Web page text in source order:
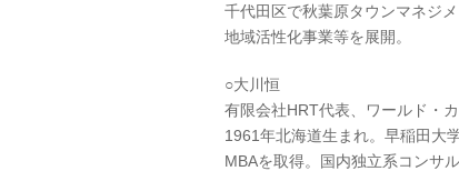
千代田区で秋葉原タウンマネジ
地域活性化事業等を展開。
○大川恒
有限会社HRT代表、ワールド・
1961年北海道生まれ。早稲田大
MBAを取得。国内独立系コンサ